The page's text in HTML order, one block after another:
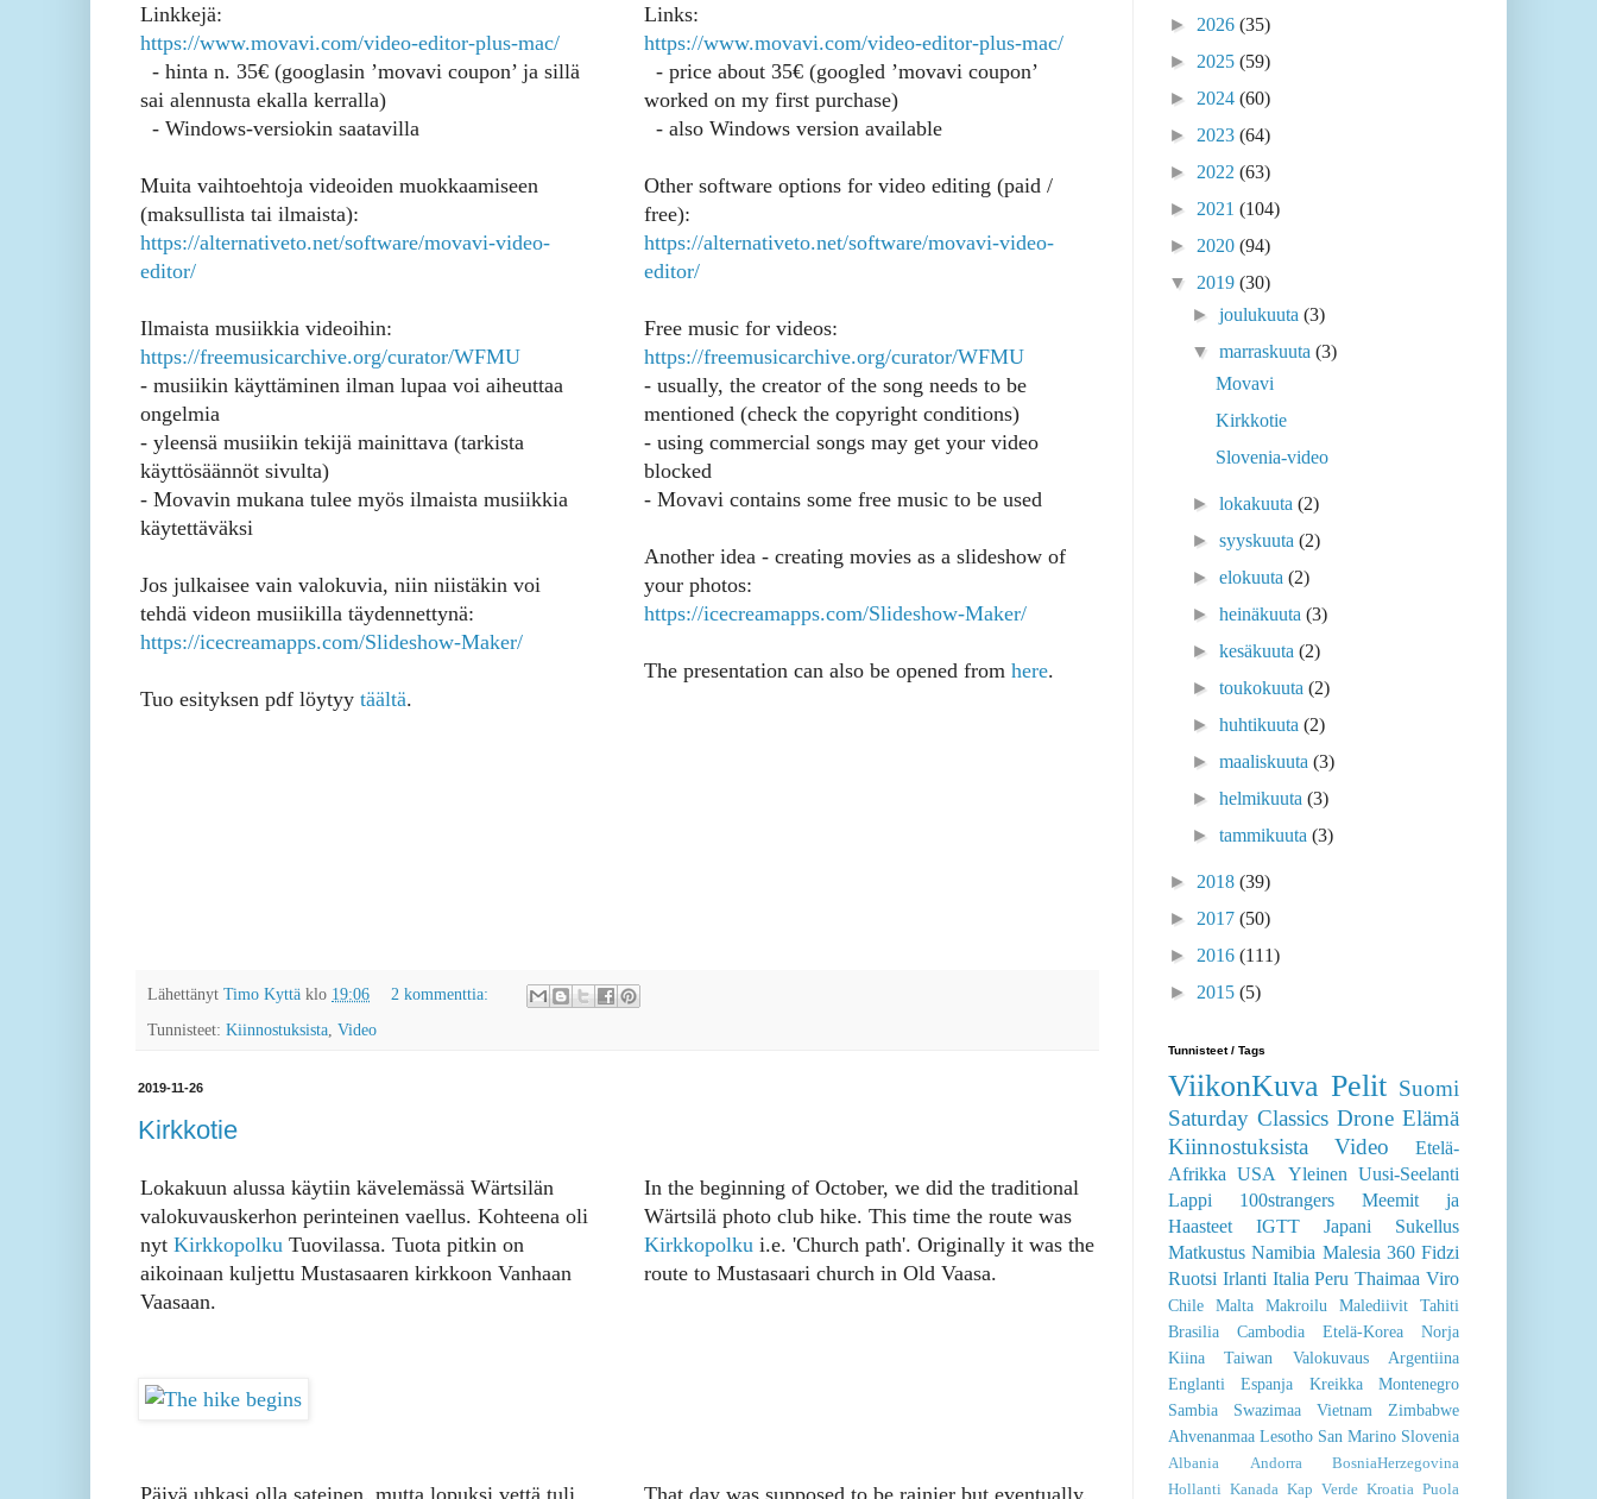
Linkkejä:
https://www.movavi.com/video-editor-plus-mac/
- hinta n. 35€ (googlasin ’movavi coupon’ ja sillä
sai alennusta ekalla kerralla)
- Windows-versiokin saatavilla
Muita vaihtoehtoja videoiden muokkaamiseen
(maksullista tai ilmaista):
https://alternativeto.net/software/movavi-video-
editor/
Ilmaista musiikkia videoihin:
https://freemusicarchive.org/curator/WFMU
- musiikin käyttäminen ilman lupaa voi aiheuttaa
ongelmia
- yleensä musiikin tekijä mainittava (tarkista
käyttösäännöt sivulta)
- Movavin mukana tulee myös ilmaista musiikkia
käytettäväksi
Jos julkaisee vain valokuvia, niin niistäkin voi
tehdä videon musiikilla täydennettynä:
https://icecreamapps.com/Slideshow-Maker/
Tuo esityksen pdf löytyy täältä.
Links:
https://www.movavi.com/video-editor-plus-mac/
- price about 35€ (googled ’movavi coupon’
worked on my first purchase)
- also Windows version available
Other software options for video editing (paid /
free):
https://alternativeto.net/software/movavi-video-
editor/
Free music for videos:
https://freemusicarchive.org/curator/WFMU
- usually, the creator of the song needs to be
mentioned (check the copyright conditions)
- using commercial songs may get your video
blocked
- Movavi contains some free music to be used
Another idea - creating movies as a slideshow of
your photos:
https://icecreamapps.com/Slideshow-Maker/
The presentation can also be opened from here.
Lähettänyt Timo Kyttä klo 19:06
2 kommenttia:
Tunnisteet: Kiinnostuksista Video
2019-11-26
Kirkkotie
Lokakuun alussa käytiin kävelemässä Wärtsilän
valokuvauskerhon perinteinen vaellus. Kohteena oli
nyt Kirkkopolku Tuovilassa. Tuota pitkin on
aikoinaan kuljettu Mustasaaren kirkkoon Vanhaan
Vaasaan.
In the beginning of October, we did the traditional
Wärtsilä photo club hike. This time the route was
Kirkkopolkui.e. 'Church path'. Originally it was the
route to Mustasaari church in Old Vaasa.
► 2026 (35)
► 2025 (59)
► 2024 (60)
► 2023 (64)
► 2022 (63)
► 2021 (104)
► 2020 (94)
▼ 2019 (30)
►joulukuuta(3)
▼marraskuuta(3)
Movavi
Kirkkotie
Slovenia-video
►lokakuuta(2)
►syyskuuta(2)
►elokuuta(2)
►heinäkuuta(3)
►kesäkuuta(2)
►toukokuuta(2)
►huhtikuuta(2)
►maaliskuuta(3)
►helmikuuta(3)
►tammikuuta(3)
► 2018 (39)
► 2017 (50)
► 2016 (111)
► 2015 (5)
Tunnisteet / Tags
ViikonKuva Pelit Suomi
Saturday Classics Drone Elämä
Kiinnostuksista
Video
Etelä-
Afrikka
USA Yleinen Uusi-Seelanti
Lappi
100strangers
Meemit ja
Haasteet
IGTT Japani
Sukellus
Matkustus Namibia Malesia 360 Fidzi
Ruotsi Irlanti Italia Peru Thaimaa Viro
Chile Malta Makroilu Malediivit
Tahiti
Brasilia
Cambodia Etelä-Korea
Norja
Kiina
Taiwan Valokuvaus
Argentiina
Englanti
Espanja Kreikka
Montenegro
Sambia
Swazimaa Vietnam
Zimbabwe
Ahvenanmaa Lesotho San Marino Slovenia
Albania Andorra
BosniaHerzegovina
Hollanti Kanada Kap Verde Kroatia Puola